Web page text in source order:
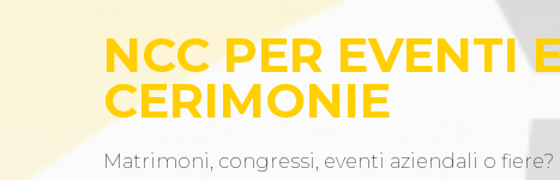
NCC PER EVENTI
CERIMONIE
Matrimoni, congressi, eventi aziendali o fiere?